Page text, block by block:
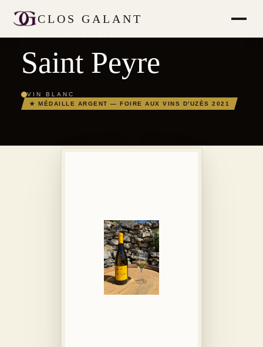
CLOS GALANT
Saint Peyre
VIN BLANC
★ MÉDAILLE ARGENT — FOIRE AUX VINS D'UZÈS 2021